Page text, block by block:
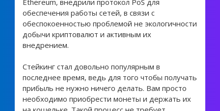
обеспечения работы сетей, в связи с
обеспокоенностью проблемой не экологичности
добычи криптовалют и активным их
внедрением.
Стейкинг стал довольно популярным в
последнее время, ведь для того чтобы получать
прибыль не нужно ничего делать. Вам просто
необходимо приобрести монеты и держать их